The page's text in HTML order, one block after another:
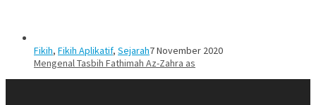
Fikih, Fikih Aplikatif, Sejarah7 November 2020
Mengenal Tasbih Fathimah Az-Zahra as